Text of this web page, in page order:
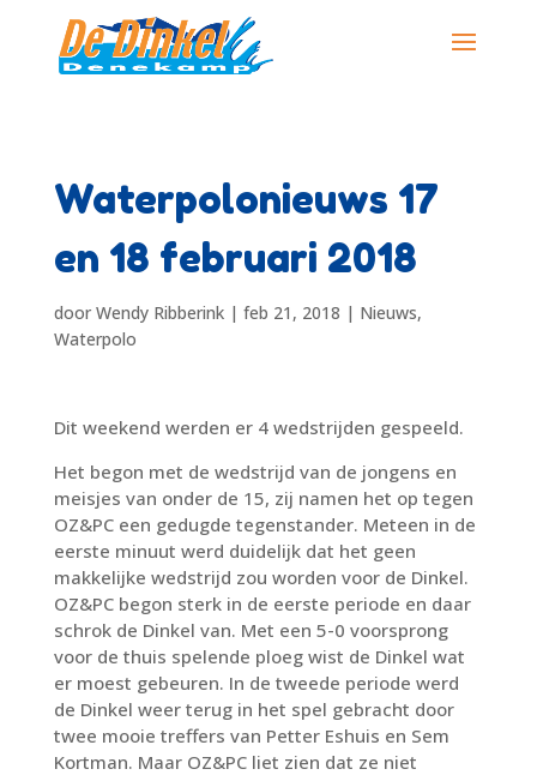
Waterpolonieuws 17
en 18 februari 2018
door Wendy Ribberink| feb 21, 2018 | Nieuws,
Waterpolo
Dit weekend werden er 4 wedstrijden gespeeld.
Het begon met de wedstrijd van de jongens en
meisjes van onder de 15, zij namen het op tegen
OZ&PC een gedugde tegenstander. Meteen in de
eerste minuut werd duidelijk dat het geen
makkelijke wedstrijd zou worden voor de Dinkel.
OZ&PC begon sterk in de eerste periode en daar
schrok de Dinkel van. Met een 5-0 voorsprong
voor de thuis spelende ploeg wist de Dinkel wat
er moest gebeuren. In de tweede periode werd
de Dinkel weer terug in het spel gebracht door
twee mooie treffers van Petter Eshuis en Sem
Kortman. Maar OZ&PC liet zien dat ze niet